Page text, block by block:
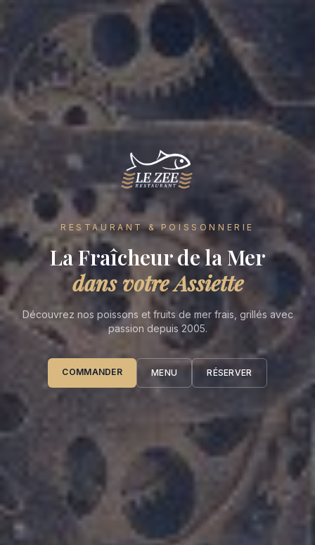
RESTAURANT & POISSONNERIE
La Fraîcheur de la Mer
dans votre Assiette
Découvrez nos poissons et fruits de mer frais, grillés avec
passion depuis 2005.
COMMANDER MENU RÉSERVER